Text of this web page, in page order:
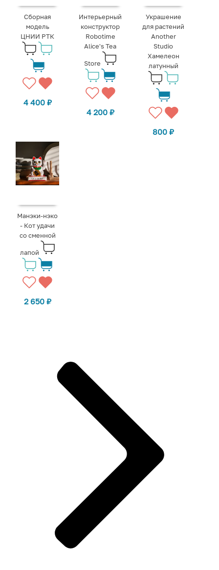
Сборная
модель
ЦНИИ РТК
4 400 ₽
Интерьерный
конструктор
Robotime
Alice's Tea
Store
4 200 ₽
Украшение
для растений
Another
Studio
Хамелеон
латунный
800₽
Манэки-нэко
- Кот удачи
со сменной
лапой
2 650 ₽